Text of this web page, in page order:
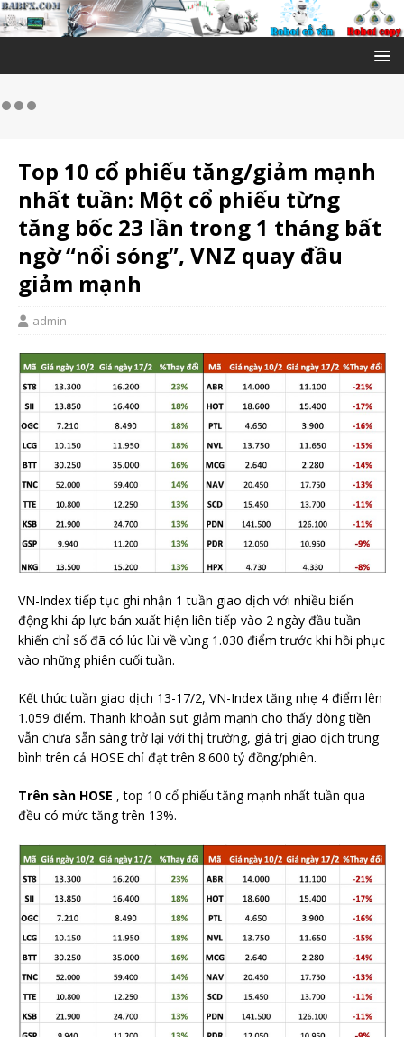
Top 10 cổ phiếu tăng/giảm mạnh
nhất tuần: Một cổ phiếu từng
tăng bốc 23 lần trong 1 tháng bất
ngờ “nổi sóng”, VNZ quay đầu
giảm mạnh
admin
VN-Index tiếp tục ghi nhận 1 tuần giao dịch với nhiều biến
động khi áp lực bán xuất hiện liên tiếp vào 2 ngày đầu tuần
khiến chỉ số đã có lúc lùi về vùng 1.030 điểm trước khi hồi phục
vào những phiên cuối tuần.
Kết thúc tuần giao dịch 13-17/2, VN-Index tăng nhẹ 4 điểm lên
1.059 điểm. Thanh khoản sụt giảm mạnh cho thấy dòng tiền
vẫn chưa sẵn sàng trở lại với thị trường, giá trị giao dịch trung
bình trên cả HOSE chỉ đạt trên 8.600 tỷ đồng/phiên.
Trên sàn HOSE , top 10 cổ phiếu tăng mạnh nhất tuần qua
đều có mức tăng trên 13%.